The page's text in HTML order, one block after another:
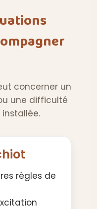
concerner un
une difficulté
règles de